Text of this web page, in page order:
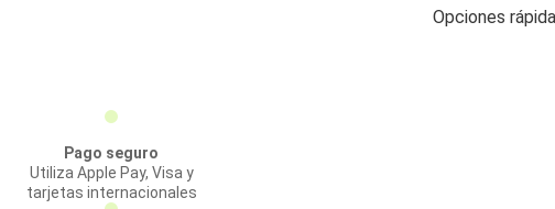
Opciones
Pago seguro
Utiliza Apple Pay, Visa y
tarjetas internacionales